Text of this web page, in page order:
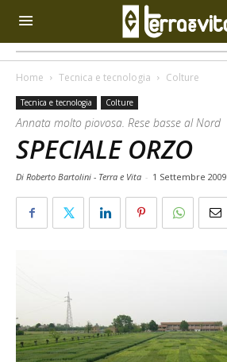
Home Tecnica e tecnologia Colture
Tecnica e tecnologia Colture
Annata molto piovosa. Rese basse al Nord
SPECIALE ORZO
Di Roberto Bartolini - Terra e Vita - 1 Settembre 2009